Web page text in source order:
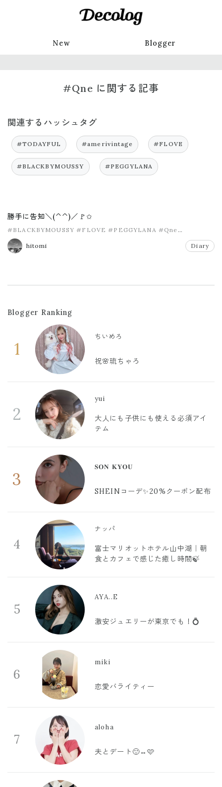
New Blogger
#Qne に関する記事
関連するハッシュタグ
#TODAYFUL #amerivintage #FLOVE
#BLACKBYMOUSSY #PEGGYLANA
勝手に告知＼(^^)／🚩✩
#BLACKBYMOUSSY #FLOVE #PEGGYLANA #Qne
#TODAYFUL
hitomi
Diary
Blogger Ranking
1
ちいめろ
祝🌸琉ちゃろ
2
yui
大人にも子供にも使える必須アイ
テム
3
𝐒𝐎𝐍 𝐊𝐘𝐎𝐔
SHEINコーデ✨20%クーポン配布
4
ナッパ
富士マリオットホテル山中湖｜朝
食とカフェで感じた癒し時間🍃
5
AYA..E
激安ジュエリーが東京でも！💍
6
miki
恋愛バライティー
7
aloha
夫とデート🙂‍↔️🩷